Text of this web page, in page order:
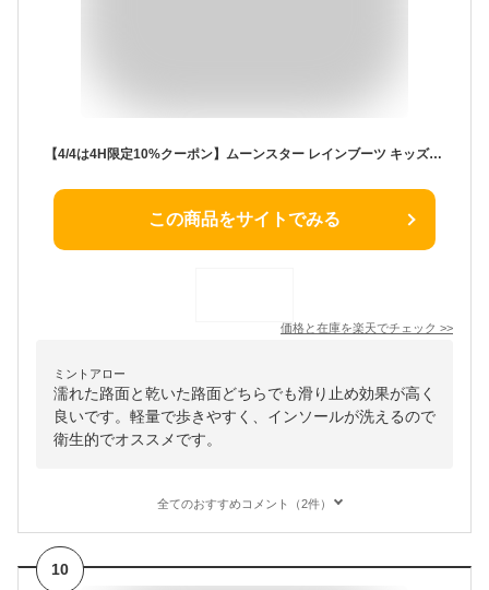
【4/4は4H限定10%クーポン】ムーンスター レインブーツ キッズ 長靴 軽量 無地 シンプル 日本製 防水 防滑 滑りにくい 柔らかい 痛くない 歩きやすい かわいい おしゃれ 2E RB C65 ジュニア チャイルド 子供靴 シューズ学校 通園 通学 雨 靴 【2405L】
この商品をサイトでみる
価格と在庫を楽天でチェック >>
ミントアロー
濡れた路面と乾いた路面どちらでも滑り止め効果が高く
良いです。軽量で歩きやすく、インソールが洗えるので
衛生的でオススメです。
全てのおすすめコメント（2件）
10